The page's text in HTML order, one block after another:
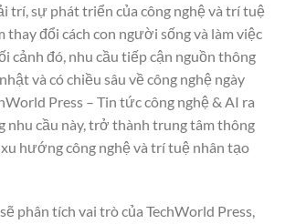
trí, sự phát triển của công nghệ và trí tuệ
thay đổi cách con người sống và làm việc
cảnh đó, nhu cầu tiếp cận nguồn thông
và có chiều sâu về công nghệ ngày
Press – Tin tức công nghệ & AI ra
nhu cầu này, trở thành trung tâm thông
hướng công nghệ và trí tuệ nhân tạo
phân tích vai trò của TechWorld Press,